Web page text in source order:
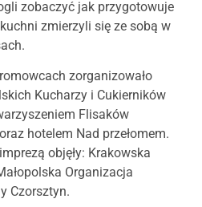
zobaczyć jak przygotowuje
zmierzyli się ze sobą w
zorganizowało
Kucharzy i Cukierników
Flisaków
hotelem Nad przełomem.
objęły: Krakowska
Organizacja
Czorsztyn.